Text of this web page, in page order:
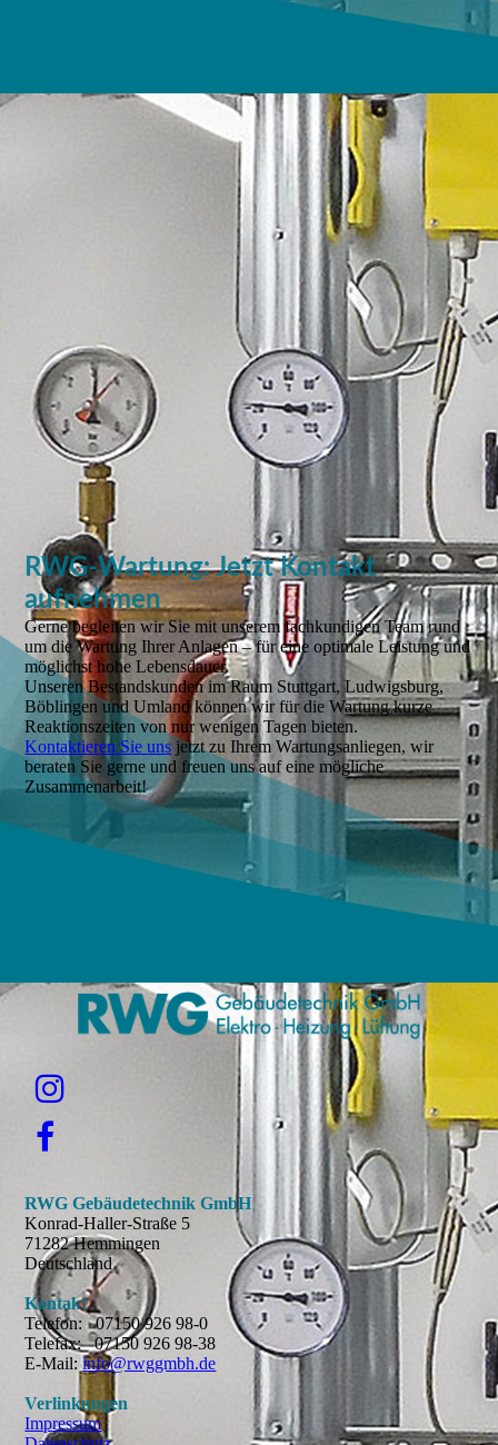
RWG-Wartung: Jetzt Kontakt
aufnehmen
Gerne begleiten wir Sie mit unserem fachkundigen Team rund
um die Wartung Ihrer Anlagen – für eine optimale Leistung und
möglichst hohe Lebensdauer.
Unseren Bestandskunden im Raum Stuttgart, Ludwigsburg,
Böblingen und Umland können wir für die Wartung kurze
Reaktionszeiten von nur wenigen Tagen bieten.
Kontaktieren Sie uns jetzt zu Ihrem Wartungsanliegen, wir
beraten Sie gerne und freuen uns auf eine mögliche
Zusammenarbeit!
RWG Gebäudetechnik GmbH
Konrad-Haller-Straße 5
71282 Hemmingen
Deutschland
Kontakt
Telefon: 07150 926 98-0
Telefax: 07150 926 98-38
E-Mail:info@rwggmbh.de
Verlinkungen
Impressum